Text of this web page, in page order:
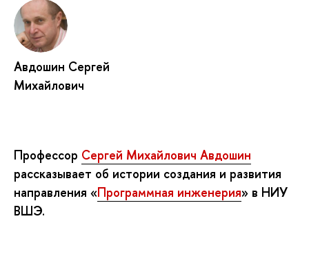
Авдошин Сергей
Михайлович
Профессор Сергей Михайлович Авдошин
рассказывает об истории создания и развития
направления «Программная инженерия» в НИУ
ВШЭ.